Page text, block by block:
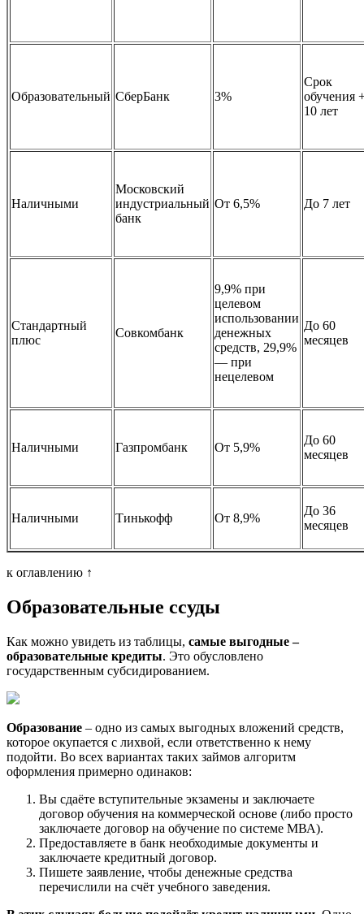
Образовательный СберБанк 3%
Срок
обучения
10 лет
Наличными
Московский
индустриальный
банк
От 6,5% До 7 лет
Стандартный
плюс
Совкомбанк
9,9% при
целевом
использовании
денежных
средств, 29,9%
— при
нецелевом
До 60
месяцев
Наличными Газпромбанк От 5,9%
До 60
месяцев
Наличными Тинькофф От 8,9%
До 36
месяцев
к оглавлению ↑
Образовательные ссуды
Как можно увидеть из таблицы, самые выгодные –
образовательные кредиты. Это обусловлено
государственным субсидированием.
Образование – одно из самых выгодных вложений средств,
которое окупается с лихвой, если ответственно к нему
подойти. Во всех вариантах таких займов алгоритм
оформления примерно одинаков:
Вы сдаёте вступительные экзамены и заключаете
договор обучения на коммерческой основе (либо просто
заключаете договор на обучение по системе МВА).
Предоставляете в банк необходимые документы и
заключаете кредитный договор.
Пишете заявление, чтобы денежные средства
перечислили на счёт учебного заведения.